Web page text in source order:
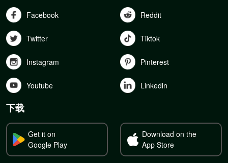
Facebook Reddit
Twitter Tiktok
Instagram Pinterest
Youtube Linkedln
下载
Get it on
Google Play
Download on the
App Store